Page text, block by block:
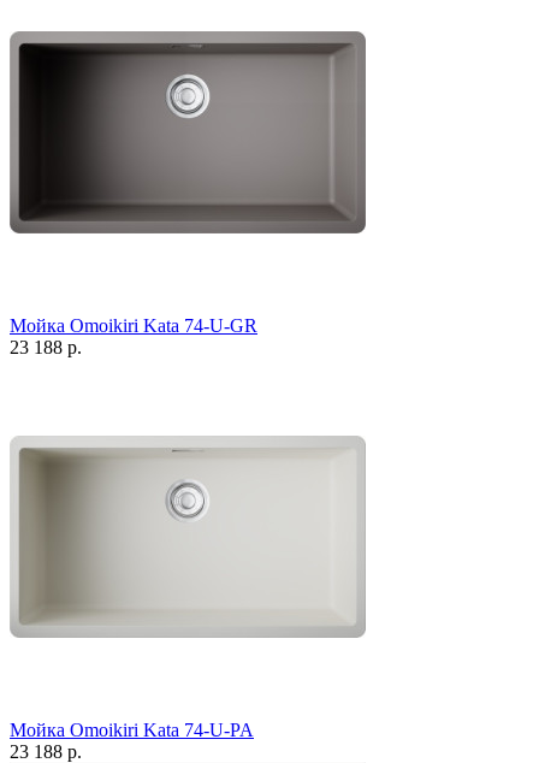
Мойка Omoikiri Kata 74-U-GR
23 188 р.
Мойка Omoikiri Kata 74-U-PA
23 188 р.